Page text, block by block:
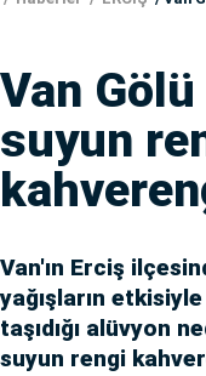
Van Gölü
suyun
Van'ın Erciş
yağışların
taşıdığı alüvyon
suyun rengi